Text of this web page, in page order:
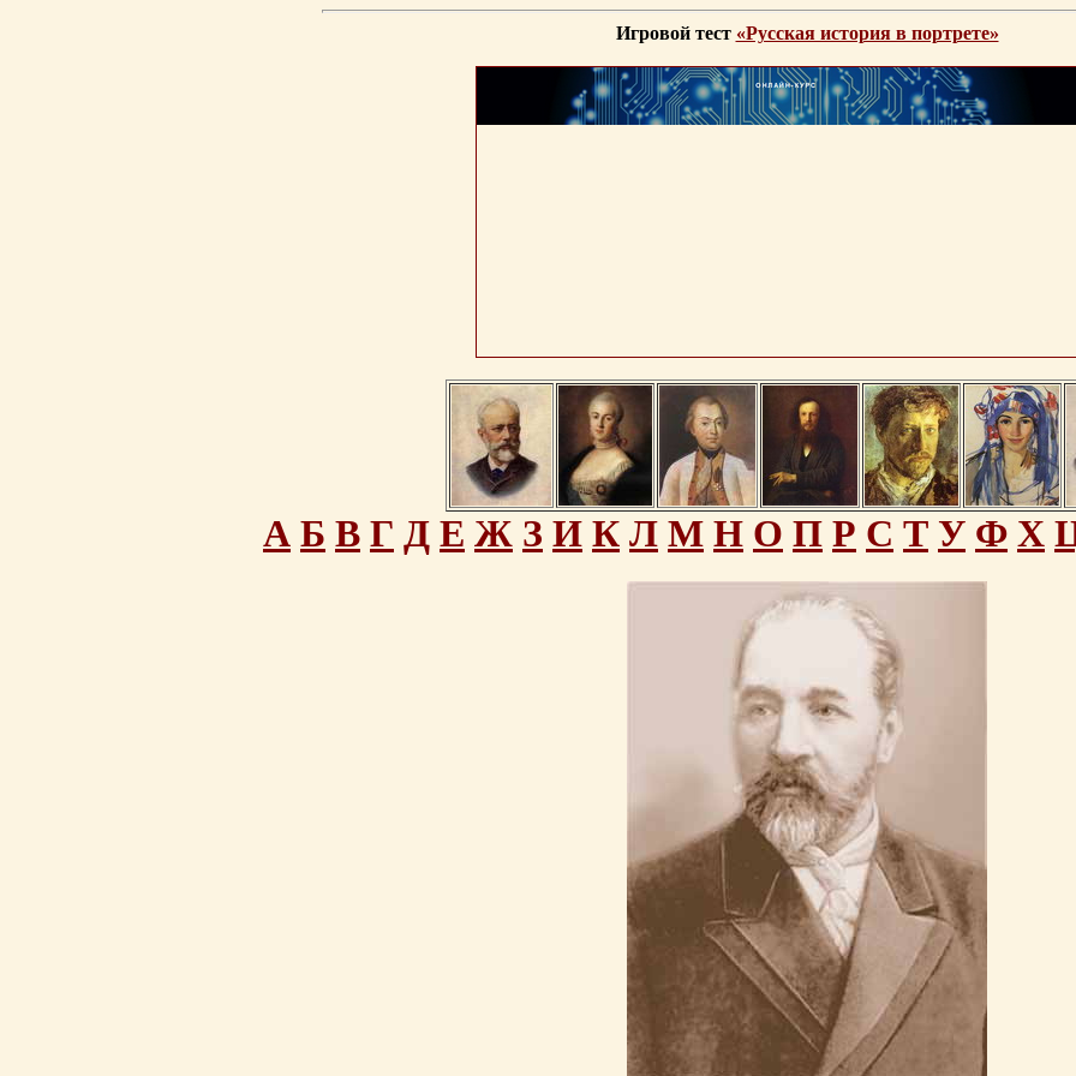
Игровой тест «Русская история в портрете»
А Б В Г Д Е Ж З И К Л М Н О П Р С Т У Ф Х